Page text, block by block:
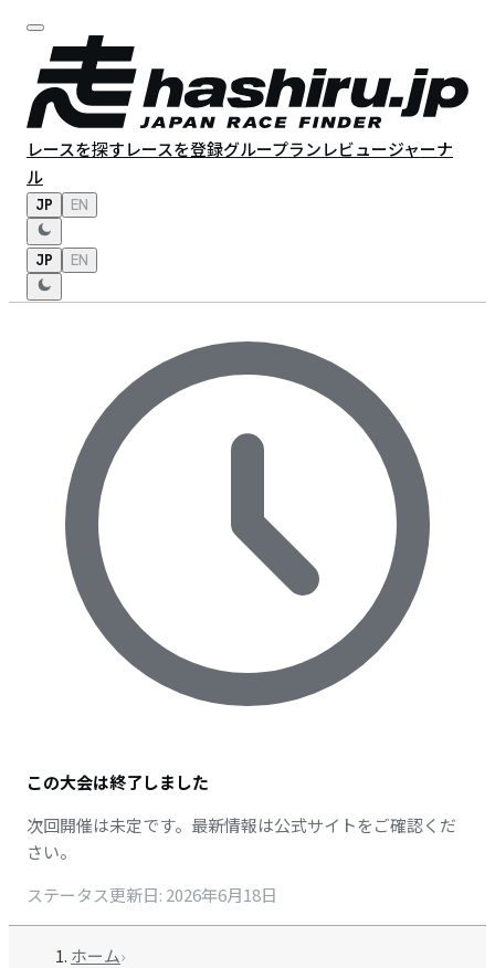
レースを探すレースを登録グループランレビュージャーナ
ル
JP EN
JP EN
この大会は終了しました
次回開催は未定です。最新情報は公式サイトをご確認くだ
さい。
ステータス更新日: 2026年6月18日
ホーム›